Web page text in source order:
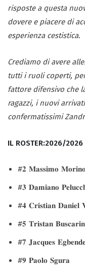
risposte a questa
dovere e piacere di
esperienza cestistica.
Crediamo di avere
tutti i ruoli coperti,
fattore difensivo che
ragazzi, i nuovi
confermatissimi
IL ROSTER:2026/2026
#𝟐 𝐌𝐚𝐬𝐬𝐢𝐦𝐨 𝐌𝐨𝐫𝐢𝐧𝐨
#𝟑 𝐃𝐚𝐦𝐢𝐚𝐧𝐨
#𝟒 𝐂𝐫𝐢𝐬𝐭𝐢𝐚𝐧 𝐃𝐚𝐧𝐢𝐞𝐥
#𝟓 𝐓𝐫𝐢𝐬𝐭𝐚𝐧
#𝟕 𝐉𝐚𝐜𝐪𝐮𝐞𝐬
#𝟗 𝐏𝐚𝐨𝐥𝐨 𝐒𝐠𝐮𝐫𝐚